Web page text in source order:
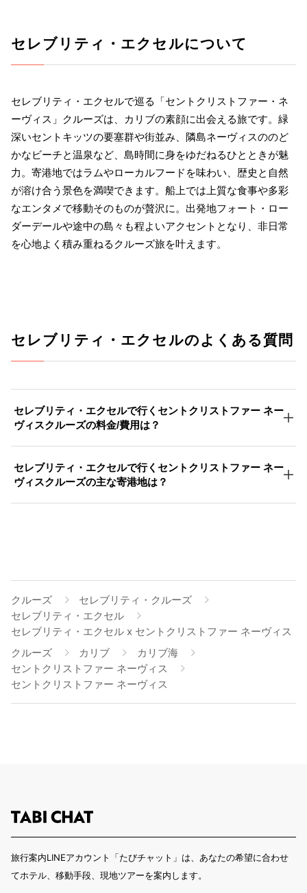
セレブリティ・エクセルについて
セレブリティ・エクセルで巡る「セントクリストファー・ネ
ーヴィス」クルーズは、カリブの素顔に出会える旅です。緑
深いセントキッツの要塞群や街並み、隣島ネーヴィスののど
かなビーチと温泉など、島時間に身をゆだねるひとときが魅
力。寄港地ではラムやローカルフードを味わい、歴史と自然
が溶け合う景色を満喫できます。船上では上質な食事や多彩
なエンタメで移動そのものが贅沢に。出発地フォート・ロー
ダーデールや途中の島々も程よいアクセントとなり、非日常
を心地よく積み重ねるクルーズ旅を叶えます。
セレブリティ・エクセルのよくある質問
セレブリティ・エクセルで行くセントクリストファー ネー
ヴィスクルーズの料金/費用は？
セレブリティ・エクセルで行くセントクリストファー ネー
ヴィスクルーズの主な寄港地は？
クルーズ
セレブリティ・クルーズ
セレブリティ・エクセル
セレブリティ・エクセル x セントクリストファー ネーヴィス
クルーズ
カリブ
カリブ海
セントクリストファー ネーヴィス
セントクリストファー ネーヴィス
旅行案内LINEアカウント「たびチャット」は、あなたの希望に合わせ
てホテル、移動手段、現地ツアーを案内します。